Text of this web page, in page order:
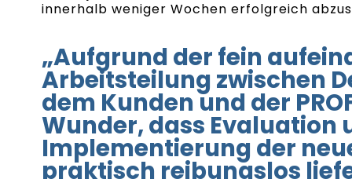
innerhalb weniger Wochen erfolgreich
„Aufgrund der fein
Arbeitsteilung zwischen
dem Kunden und der
Wunder, dass Evaluation
Implementierung der
praktisch reibungslos